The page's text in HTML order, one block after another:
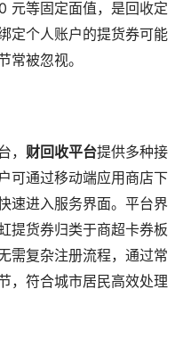
元等固定面值，是回收定
定个人账户的提货券可能
常被忽视。
， 财回收平台提供多种接
可通过移动端应用商店下
速进入服务界面。平台界
提货券归类于商超卡券板
需复杂注册流程，通过常
，符合城市居民高效处理